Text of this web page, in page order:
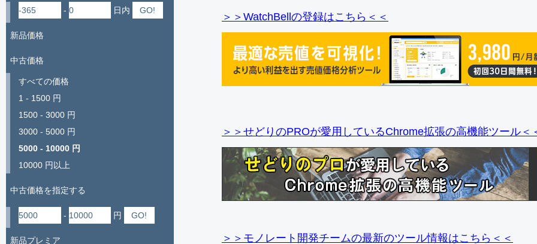
＞＞WatchBellの登録はこちら＜＜
＞＞せどりのPROが愛用しているChrome拡張の高機能ツール＜
＞＞モノレート開発チームの最新のツール情報はこちら＜＜
- 日内
新品価格
中古価格
すべての価格
1 - 1500 円
1500 - 3000 円
3000 - 5000 円
5000 - 10000 円
10000 円以上
中古価格を指定する
- 円
新品プレミア